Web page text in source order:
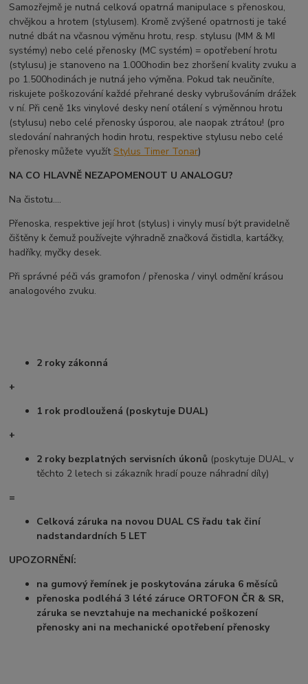
Samozřejmě je nutná celková opatrná manipulace s přenoskou,
chvějkou a hrotem (stylusem). Kromě zvýšené opatrnosti je také
nutné dbát na včasnou výměnu hrotu, resp. stylusu (MM & MI
systémy) nebo celé přenosky (MC systém) = opotřebení hrotu
(stylusu) je stanoveno na 1.000hodin bez zhoršení kvality zvuku a
po 1.500hodinách je nutná jeho výměna. Pokud tak neučiníte,
riskujete poškozování každé přehrané desky vybrušováním drážek
v ní. Při ceně 1ks vinylové desky není otálení s výměnnou hrotu
(stylusu) nebo celé přenosky úsporou, ale naopak ztrátou! (pro
sledování nahraných hodin hrotu, respektive stylusu nebo celé
přenosky můžete využít Stylus Timer Tonar)
NA CO HLAVNĚ NEZAPOMENOUT U ANALOGU?
Na čistotu....
Přenoska, respektive její hrot (stylus) i vinyly musí být pravidelně
čištěny k čemuž používejte výhradně značková čistidla, kartáčky,
hadříky, myčky desek.
Při správné péči vás gramofon / přenoska / vinyl odmění krásou
analogového zvuku.
2 roky zákonná
+
1 rok prodloužená (poskytuje DUAL)
+
2 roky bezplatných servisních úkonů (poskytuje DUAL, v
těchto 2 letech si zákazník hradí pouze náhradní díly)
=
Celková záruka na novou DUAL CS řadu tak činí
nadstandardních 5 LET
UPOZORNĚNÍ:
na gumový řemínek je poskytována záruka 6 měsíců
přenoska podléhá 3 lété záruce ORTOFON ČR & SR,
záruka se nevztahuje na mechanické poškození
přenosky ani na mechanické opotřebení přenosky